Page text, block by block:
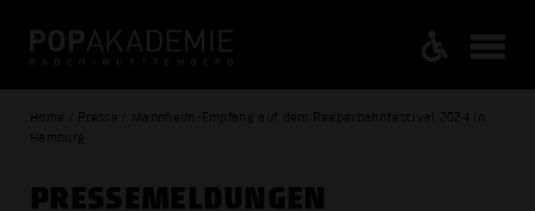
Home / Presse / Mannheim-Empfang auf dem Reeperbahnfestival 2024 in
Hamburg
PRESSE­MELDUNGEN